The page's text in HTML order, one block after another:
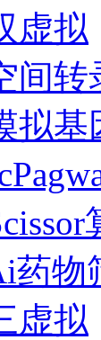
虚拟
间转
拟基
药物
虚拟